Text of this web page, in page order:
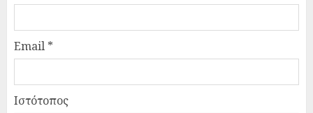
Email *
Ιστότοπος